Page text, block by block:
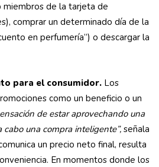
de la tarjeta de
comprar un determinado día de la
en perfumería”) o descargar la
para el consumidor. Los
como un beneficio o un
de estar aprovechando una
una compra inteligente”, señala
un precio neto final, resulta
En momentos donde los